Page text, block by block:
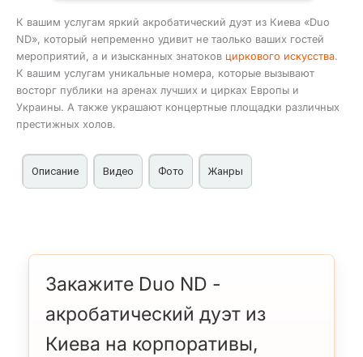
К вашим услугам яркий акробатический дуэт из Киева «Duo
ND», который непременно удивит не таолько ваших гостей
мероприятий, а и изысканных знатоков циркового искусства.
К вашим услугам уникальные номера, которые вызывают
восторг публики на аренах лучших и цирках Европы и
Украины. А также украшают концертные площадки различных
престижных холов.
Описание Видео Фото Жанры
которые вы можете увидеть перейдя по ссылка
выше.
На данный момент «Duo ND» выступают в Киевском
цирке см.
, но в разное время
выезжали на гастроли не только с труппой, а и в
Закажите Duo ND -
акробатический дуэт из
Киева на корпоративы,